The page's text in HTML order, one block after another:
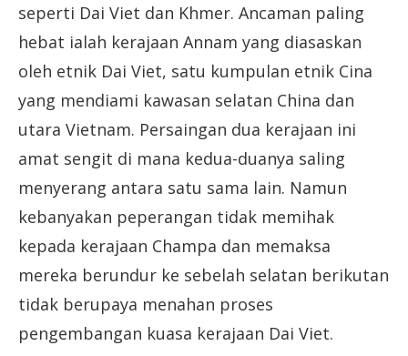
seperti Dai Viet dan Khmer. Ancaman paling
hebat ialah kerajaan Annam yang diasaskan
oleh etnik Dai Viet, satu kumpulan etnik Cina
yang mendiami kawasan selatan China dan
utara Vietnam. Persaingan dua kerajaan ini
amat sengit di mana kedua-duanya saling
menyerang antara satu sama lain. Namun
kebanyakan peperangan tidak memihak
kepada kerajaan Champa dan memaksa
mereka berundur ke sebelah selatan berikutan
tidak berupaya menahan proses
pengembangan kuasa kerajaan Dai Viet.